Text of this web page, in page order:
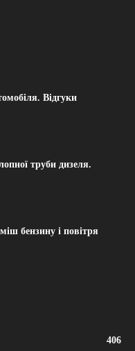
Відгуки
труби дизеля.
бензину і повітря
406